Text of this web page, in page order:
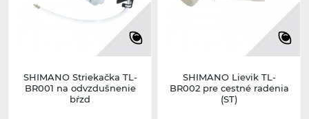
SHIMANO Striekačka TL-
BR001 na odvzdušnenie
bŕzd
SHIMANO Lievik TL-
BR002 pre cestné radenia
(ST)